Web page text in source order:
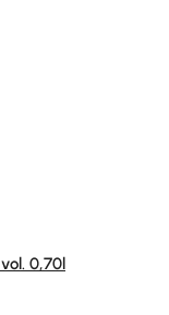
5 Sternen
0,70l